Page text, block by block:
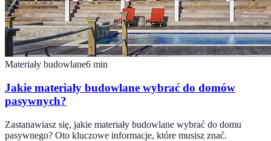
Materiały budowlane6 min
Jakie materiały budowlane wybrać do domów
pasywnych?
Zastanawiasz się, jakie materiały budowlane wybrać do domu
pasywnego? Oto kluczowe informacje, które musisz znać.